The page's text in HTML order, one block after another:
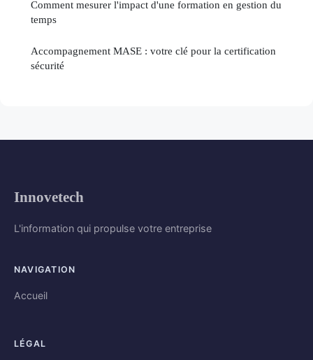
Comment mesurer l'impact d'une formation en gestion du
temps
Accompagnement MASE : votre clé pour la certification
sécurité
Innovetech
L'information qui propulse votre entreprise
NAVIGATION
Accueil
LÉGAL